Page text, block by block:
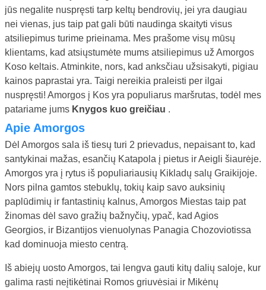
jūs negalite nuspręsti tarp keltų bendrovių, jei yra daugiau
nei vienas, jus taip pat gali būti naudinga skaityti visus
atsiliepimus turime prieinama. Mes prašome visų mūsų
klientams, kad atsiųstumėte mums atsiliepimus už Amorgos
Koso keltais. Atminkite, nors, kad anksčiau užsisakyti, pigiau
kainos paprastai yra. Taigi nereikia praleisti per ilgai
nuspręsti! Amorgos į Kos yra populiarus maršrutas, todėl mes
patariame jums Knygos kuo greičiau .
Apie Amorgos
Dėl Amorgos sala iš tiesų turi 2 prievadus, nepaisant to, kad
santykinai mažas, esančių Katapola į pietus ir Aeigli šiaurėje.
Amorgos yra į rytus iš populiariausių Kikladų salų Graikijoje.
Nors pilna gamtos stebuklų, tokių kaip savo auksinių
paplūdimių ir fantastinių kalnus, Amorgos Miestas taip pat
žinomas dėl savo gražių bažnyčių, ypač, kad Agios
Georgios, ir Bizantijos vienuolynas Panagia Chozoviotissa
kad dominuoja miesto centrą.
Iš abiejų uosto Amorgos, tai lengva gauti kitų dalių saloje, kur
galima rasti neįtikėtinai Romos griuvėsiai ir Mikėnų